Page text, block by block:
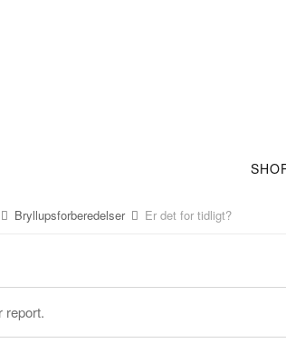
Bryllupsforberedelser Er det for tidligt?
report.